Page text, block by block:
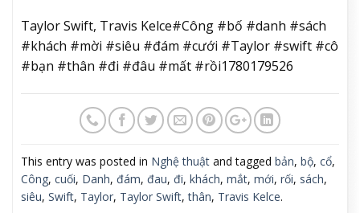
Taylor Swift, Travis Kelce#Công #bố #danh #sách
#khách #mời #siêu #đám #cưới #Taylor #swift #cô
#bạn #thân #đi #đâu #mất #rồi1780179526
This entry was posted in Nghệ thuật and tagged bản, bộ, cổ,
Công, cuối, Danh, đám, đau, đi, khách, mắt, mới, rối, sách,
siêu, Swift, Taylor, Taylor Swift,thân, Travis Kelce.